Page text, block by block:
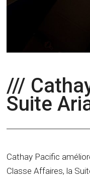
///
Suite
Cathay Pacific
Classe Affaires, la